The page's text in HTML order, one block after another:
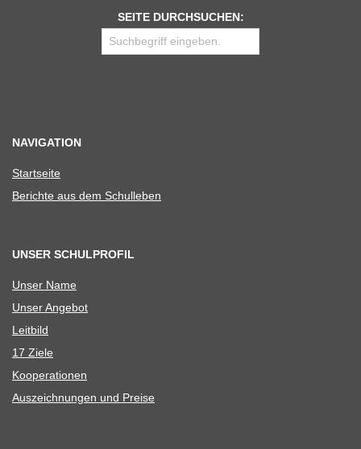
SEITE DURCHSUCHEN:
NAVIGATION
Start­seite
Berichte aus dem Schulleben
UNSER SCHULPROFIL
Unser Name
Unser Ange­bot
Leit­bild
17 Ziele
Koope­ra­tio­nen
Aus­zeich­nun­gen und Preise